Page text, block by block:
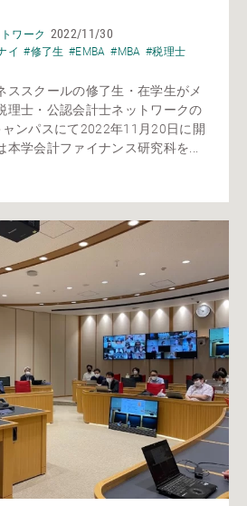
ワーク 2022/11/30
イ #修了生 #EMBA #MBA #税理士
ススクールの修了生・在学生がメ
理士・公認会計士ネットワークの
ンパスにて2022年11月20日に開
本学会計ファイナンス研究科を...